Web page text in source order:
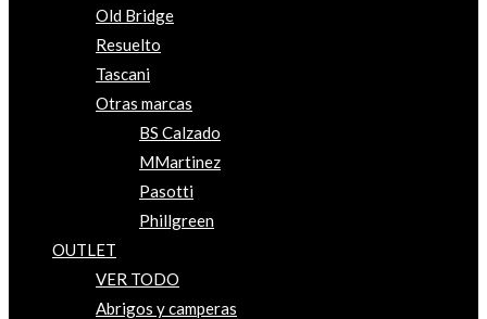
Old Bridge
Resuelto
Tascani
Otras marcas
BS Calzado
MMartinez
Pasotti
Phillgreen
OUTLET
VER TODO
Abrigos y camperas